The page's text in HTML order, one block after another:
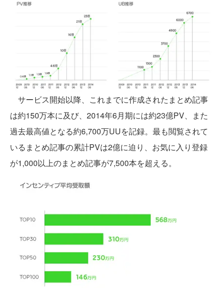
サービス開始以降、これまでに作成されたまとめ記事
は約150万本に及び、2014年6月期には約23億PV、また
過去最高値となる約6,700万UUを記録。最も閲覧されて
いるまとめ記事の累計PVは2億に迫り、お気に入り登録
が1,000以上のまとめ記事が7,500本を超える。